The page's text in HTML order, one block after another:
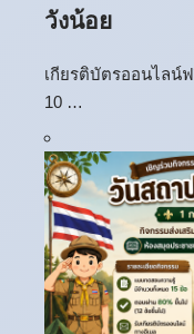
วังน้อย
เกียรติบัตรออนไลน์
10 …